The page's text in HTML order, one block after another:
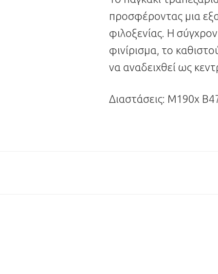
προσφέροντας μια
φιλοξενίας. Η
φινίρισμα, το
να αναδειχθεί ως
Διαστάσεις: Μ190x